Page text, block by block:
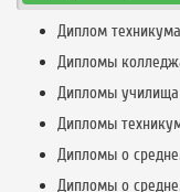
Диплом техникума
Дипломы
Дипломы училища
Дипломы
Дипломы о
Дипломы о